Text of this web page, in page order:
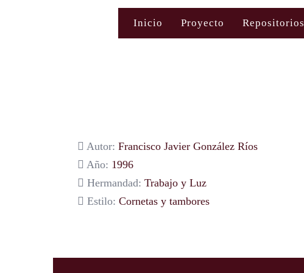
Inicio Proyecto Repositorios
Autor: Francisco Javier González Ríos
Año: 1996
Hermandad: Trabajo y Luz
Estilo: Cornetas y tambores